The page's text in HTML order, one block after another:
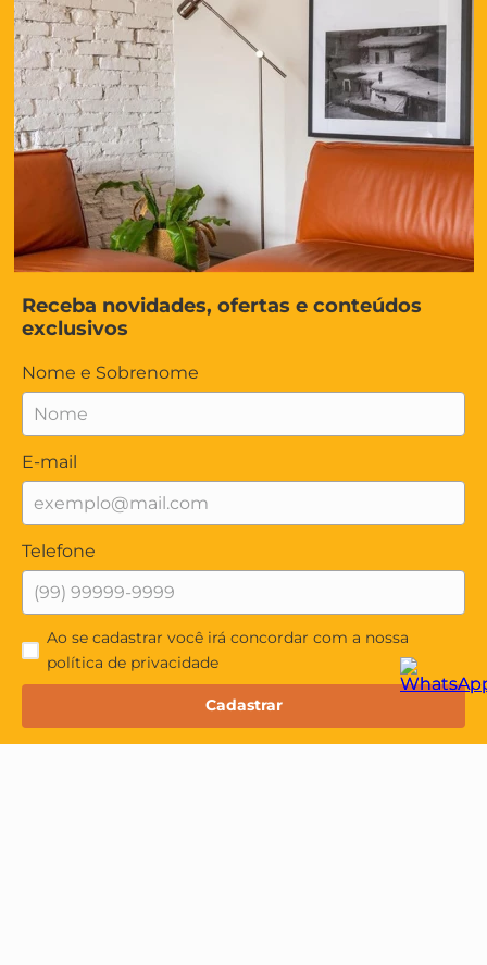
Receba novidades, ofertas e conteúdos
exclusivos
Nome e Sobrenome
E-mail
Telefone
Ao se cadastrar você irá concordar com a nossa
política de privacidade
Cadastrar